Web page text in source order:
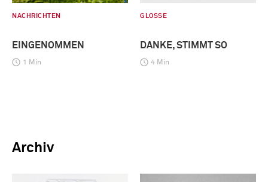
NACHRICHTEN
EINGENOMMEN
1 Min
GLOSSE
DANKE, STIMMT SO
4 Min
Archiv